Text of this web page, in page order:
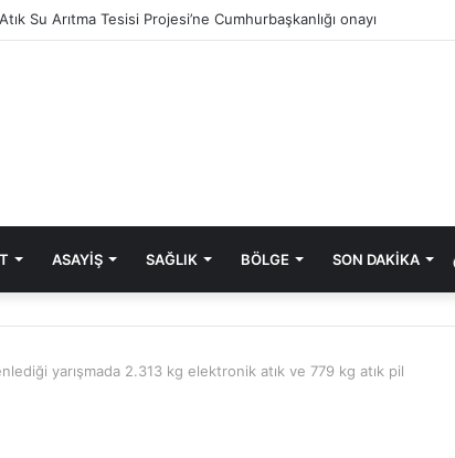
Su Arıtma Tesisi Projesi’ne Cumhurbaşkanlığı onayı
ASAYIŞ SAĞLIK BÖLGE SON DAKIKA
yarışmada 2.313 kg elektronik atık ve 779 kg atık pil